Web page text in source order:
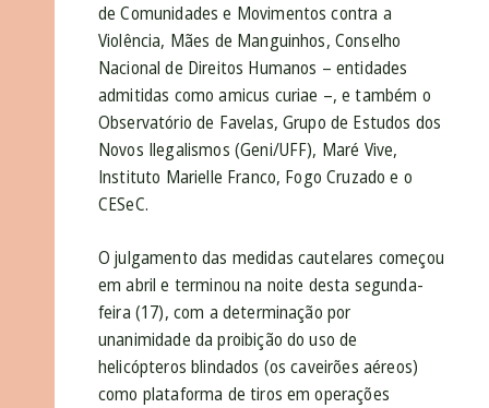
de Comunidades e Movimentos contra a
Violência, Mães de Manguinhos, Conselho
Nacional de Direitos Humanos – entidades
admitidas como amicus curiae –, e também o
Observatório de Favelas, Grupo de Estudos dos
Novos Ilegalismos (Geni/UFF), Maré Vive,
Instituto Marielle Franco, Fogo Cruzado e o
CESeC.
O julgamento das medidas cautelares começou
em abril e terminou na noite desta segunda-
feira (17), com a determinação por
unanimidade da proibição do uso de
helicópteros blindados (os caveirões aéreos)
como plataforma de tiros em operações